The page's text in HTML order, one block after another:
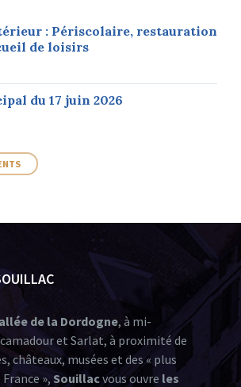
: Périscolaire, restauration
de loisirs
du 17 juin 2026
de la Dordogne, à mi-
et Sarlat, à proximité de
châteaux, musées et des « plus
», Souillacvous ouvre les